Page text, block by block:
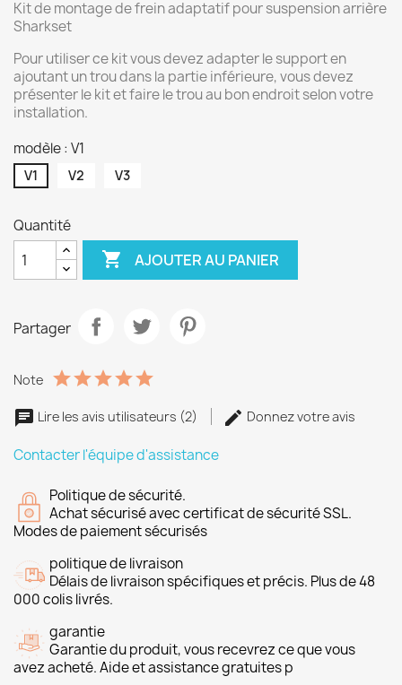
Kit de montage de frein adaptatif pour suspension arrière
Sharkset
Pour utiliser ce kit vous devez adapter le support en
ajoutant un trou dans la partie inférieure, vous devez
présenter le kit et faire le trou au bon endroit selon votre
installation.
modèle : V1
V1 V2 V3
Quantité
 AJOUTER AU PANIER
Partager
Note
Lire les avis utilisateurs (2) Donnez votre avis
Contacter l'équipe d'assistance
Politique de sécurité.
Achat sécurisé avec certificat de sécurité SSL.
Modes de paiement sécurisés
politique de livraison
Délais de livraison spécifiques et précis. Plus de 48
000 colis livrés.
garantie
Garantie du produit, vous recevrez ce que vous
avez acheté. Aide et assistance gratuites p